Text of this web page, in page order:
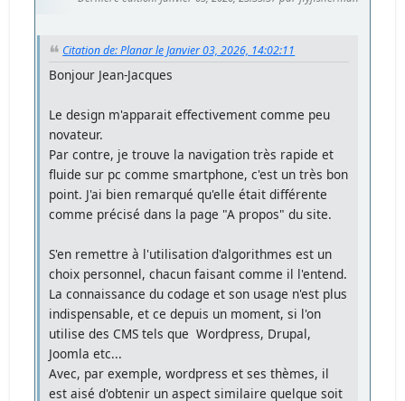
Citation de: Planar le Janvier 03, 2026, 14:02:11
Bonjour Jean-Jacques
Le design m'apparait effectivement comme peu
novateur.
Par contre, je trouve la navigation très rapide et
fluide sur pc comme smartphone, c'est un très bon
point. J'ai bien remarqué qu'elle était différente
comme précisé dans la page "A propos" du site.
S'en remettre à l'utilisation d'algorithmes est un
choix personnel, chacun faisant comme il l'entend.
La connaissance du codage et son usage n'est plus
indispensable, et ce depuis un moment, si l'on
utilise des CMS tels que Wordpress, Drupal,
Joomla etc...
Avec, par exemple, wordpress et ses thèmes, il
est aisé d'obtenir un aspect similaire quelque soit